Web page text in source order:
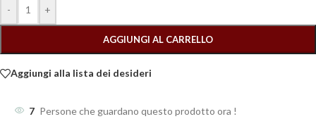
- +
AGGIUNGI AL CARRELLO
Aggiungi alla lista dei desideri
7 Persone che guardano questo prodotto ora !